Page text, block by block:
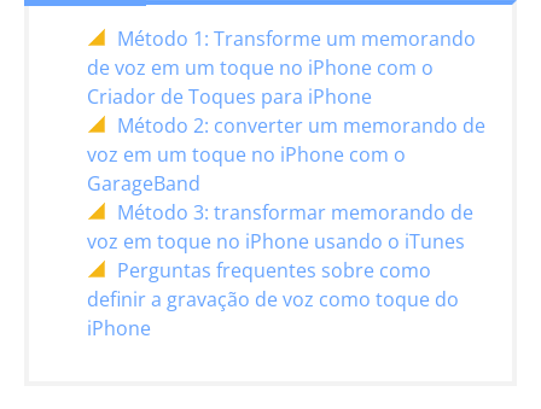
Método 1: Transforme um memorando
de voz em um toque no iPhone com o
Criador de Toques para iPhone
Método 2: converter um memorando de
voz em um toque no iPhone com o
GarageBand
Método 3: transformar memorando de
voz em toque no iPhone usando o iTunes
Perguntas frequentes sobre como
definir a gravação de voz como toque do
iPhone